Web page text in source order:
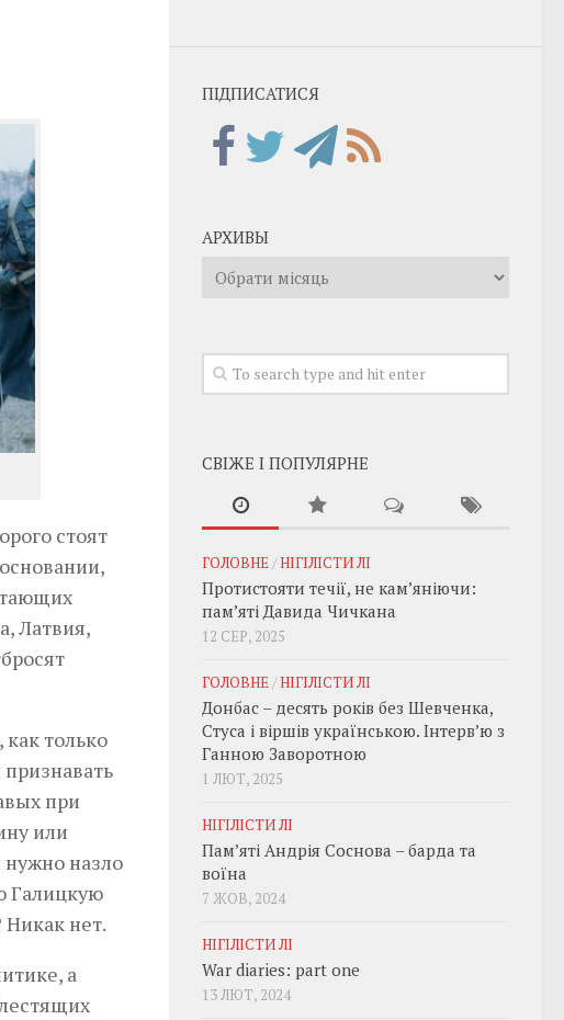
стоят
Латвия,
только
при
или
нужно назло
Галицкую
нет.
а
ПІДПИСАТИСЯ
АРХИВЫ
Архивы
СВІЖЕ І ПОПУЛЯРНЕ
ГОЛОВНЕ/НІГІЛІСТИ ЛІ
Протистояти течії, не кам’яніючи:
пам’яті Давида Чичкана
12 СЕР, 2025
ГОЛОВНЕ/НІГІЛІСТИ ЛІ
Донбас – десять років без Шевченка,
Стуса і віршів українською. Інтерв’ю з
Ганною Заворотною
1 ЛЮТ, 2025
НІГІЛІСТИ ЛІ
Пам’яті Андрія Соснова – барда та
воїна
7 ЖОВ, 2024
НІГІЛІСТИ ЛІ
War diaries: part one
13 ЛЮТ, 2024